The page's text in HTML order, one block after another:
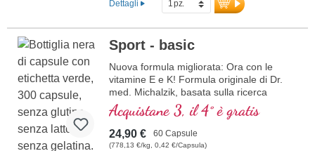
Dettagli
Sport - basic
Nuova formula migliorata: Ora con le
vitamine E e K! Formula originale di Dr.
med. Michalzik, basata sulla ricerca
scientifica più avanzata. Vitamine B 2, 6,
12 e acido folico in forma bioattiva.
Acquistane 3, il 4° è gratis
24,90 € 60 Capsule
(778,13 €/kg, 0,42 €/Capsula)